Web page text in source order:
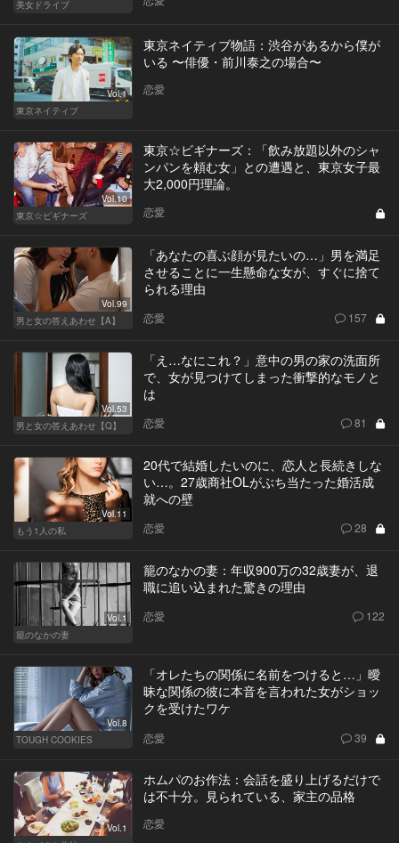
美女ドライブ
Vol.1
東京ネイティブ
東京ネイティブ物語：渋谷があるから僕が
いる 〜俳優・前川泰之の場合〜
恋愛
Vol.10
東京☆ビギナーズ
東京☆ビギナーズ：「飲み放題以外のシャ
ンパンを頼む女」との遭遇と、東京女子最
大2,000円理論。
恋愛
Vol.99
男と女の答えあわせ【A】
「あなたの喜ぶ顔が見たいの…」男を満足
させることに一生懸命な女が、すぐに捨て
られる理由
恋愛 157
Vol.53
男と女の答えあわせ【Q】
「え…なにこれ？」意中の男の家の洗面所
で、女が見つけてしまった衝撃的なモノと
は
恋愛 81
Vol.11
もう1人の私
20代で結婚したいのに、恋人と長続きしな
い…。27歳商社OLがぶち当たった婚活成
就への壁
恋愛 28
Vol.1
籠のなかの妻
籠のなかの妻：年収900万の32歳妻が、退
職に追い込まれた驚きの理由
恋愛 122
Vol.8
TOUGH COOKIES
「オレたちの関係に名前をつけると…」曖
昧な関係の彼に本音を言われた女がショッ
クを受けたワケ
恋愛 39
Vol.1
ホムパのお作法：会話を盛り上げるだけで
は不十分。見られている、家主の品格
恋愛